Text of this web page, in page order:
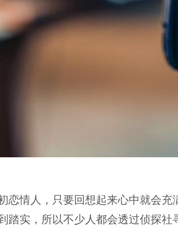
恋情人，只要回想起来心中就会
踏实，所以不少人都会透过侦探